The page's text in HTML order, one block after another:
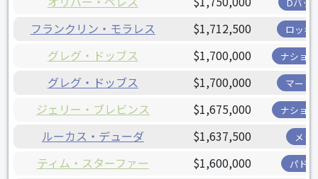
フランクリン・モラレス $1,712,500 ロッキ
グレグ・ドッブス $1,700,000 ナショ
グレグ・ドッブス $1,700,000 マーリ
ジェリー・ブレビンス $1,675,000 ナショ
ルーカス・デューダ $1,637,500 メッ
ティム・スターファー $1,600,000 パド